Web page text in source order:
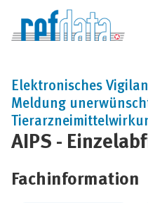
AIPS -
Elektronisches
Meldung
Fachinformation